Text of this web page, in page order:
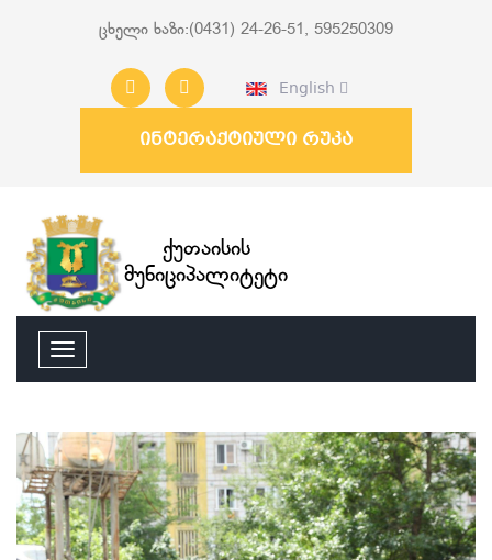
ცხელი ხაზი:(0431) 24-26-51, 595250309
English
ინტერაქტიული რუკა
ქუთაისის
მუნიციპალიტეტი